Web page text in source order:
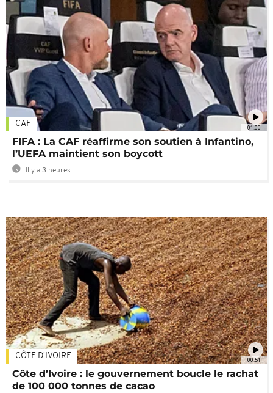
01:00
CAF
FIFA : La CAF réaffirme son soutien à Infantino,
l’UEFA maintient son boycott
Il y a 3 heures
00:51
CÔTE D'IVOIRE
Côte d’Ivoire : le gouvernement boucle le rachat
de 100 000 tonnes de cacao